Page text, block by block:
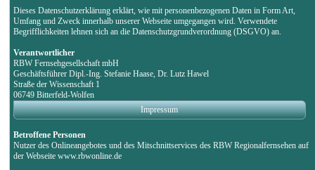
Dieses Datenschutzerklärung erklärt, wie mit personenbezogenen Daten in Form Art,
Umfang und Zweck innerhalb unserer Webseite umgegangen wird. Verwendete
Begrifflichkeiten lehnen sich an die Datenschutzgrundverordnung (DSGVO) an.
Verantwortlicher
RBW Fernsehgesellschaft mbH
Geschäftsführer Dipl.-Ing. Stefanie Haase, Dr. Lutz Hawel
Straße der Wissenschaft 1
06749 Bitterfeld-Wolfen
Impressum
Betroffene Personen
Nutzer des Onlineangebotes und des Mitschnittservices des RBW Regionalfernsehen auf
der Webseite www.rbwonline.de